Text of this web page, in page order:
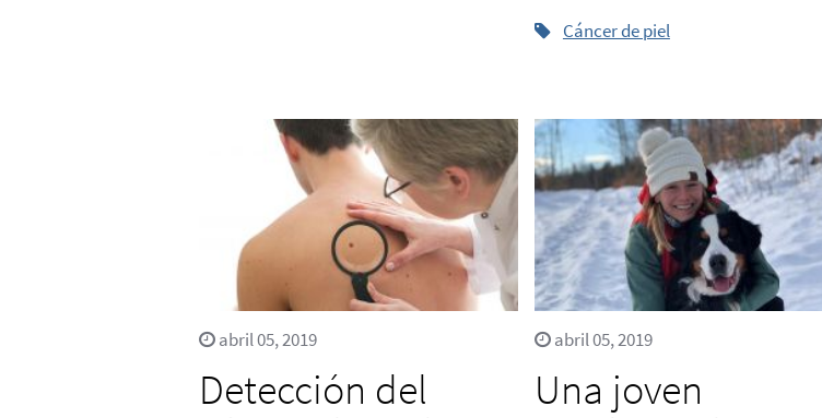
Cáncer de piel
abril 05, 2019
Detección del
abril 05, 2019
Una joven